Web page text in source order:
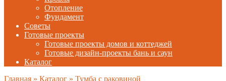
Отопление
Фундамент
Советы
Готовые проекты
Готовые проекты домов и коттеджей
Готовые дизайн-проекты бань и саун
Каталог
Главная » Каталог » Тумба с раковиной